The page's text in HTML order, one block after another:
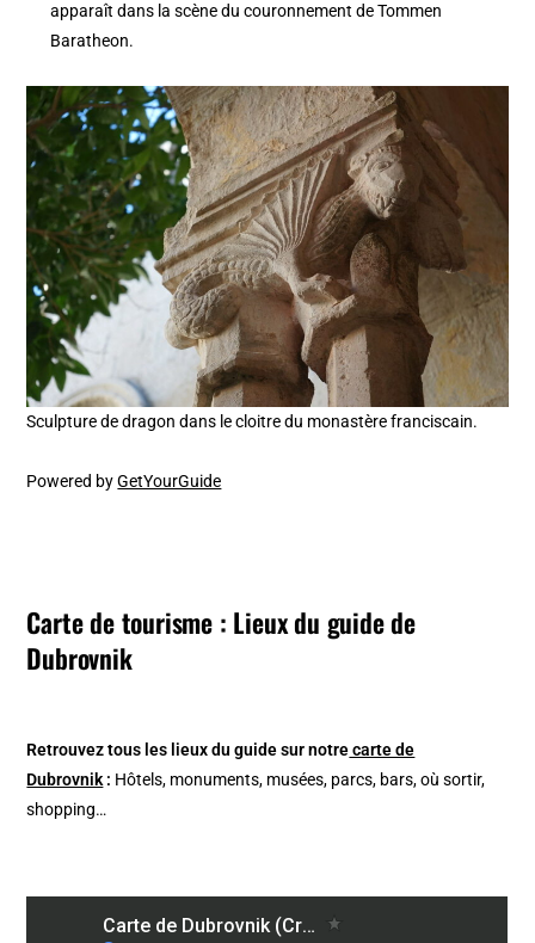
apparaît dans la scène du couronnement de Tommen
Baratheon.
Sculpture de dragon dans le cloitre du monastère franciscain.
Powered byGetYourGuide
Carte de tourisme : Lieux du guide de
Dubrovnik
Retrouvez tous les lieux du guide sur notrecarte de
Dubrovnik : Hôtels, monuments, musées, parcs, bars, où sortir,
shopping…